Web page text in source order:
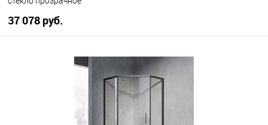
37 078 руб.
В корзину
В наличии